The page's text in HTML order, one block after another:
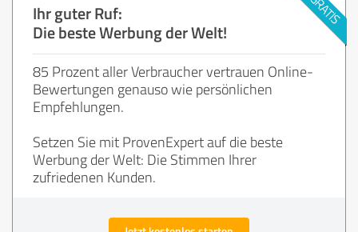
Ihr guter Ruf:
Die beste Werbung der Welt!
85 Prozent aller Verbraucher vertrauen Online-
Bewertungen genauso wie persönlichen
Empfehlungen.
Setzen Sie mit ProvenExpert auf die beste
Werbung der Welt: Die Stimmen Ihrer
zufriedenen Kunden.